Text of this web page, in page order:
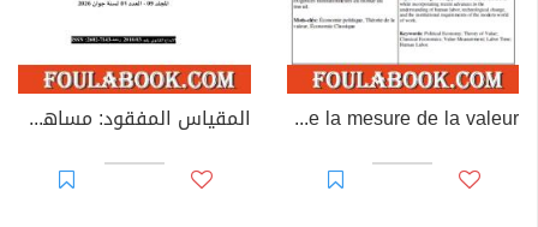
Une critique de la mesure de la valeur المقياس المفقود: مساهمة في إحياء الاقتصاد السياسي